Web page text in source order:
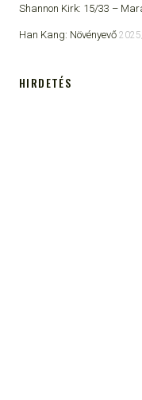
Shannon Kirk: 15/33 ​–
Han Kang: Növényevő
HIRDETÉS